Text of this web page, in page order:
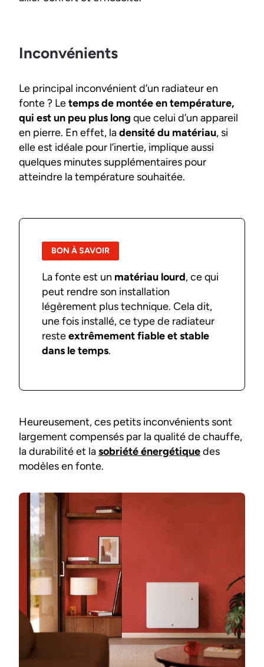
Inconvénients
Le principal inconvénient d’un radiateur en
fonte ? Letemps de montée en température,
qui est un peu plus long que celui d’un appareil
en pierre. En effet, ladensité du matériau, si
elle est idéale pour l’inertie, implique aussi
quelques minutes supplémentaires pour
atteindre la température souhaitée.
BON À SAVOIR
La fonte est un matériau lourd, ce qui
peut rendre son installation
légèrement plus technique. Cela dit,
une fois installé, ce type de radiateur
resteextrêmement fiable et stable
dans le temps.
Heureusement, ces petits inconvénients sont
largement compensés par la qualité de chauffe,
la durabilité et lasobriété énergétiquedes
modèles en fonte.